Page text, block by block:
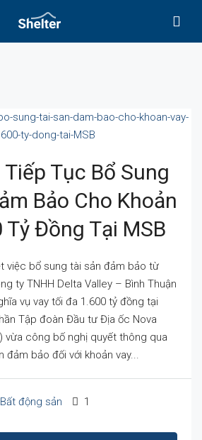
Tục Bổ Sung
Bảo Cho Khoản
Tỷ Đồng Tại MSB
việc bổ sung tài sản đảm bảo từ
ty TNHH Delta Valley – Bình Thuận
vụ vay tối đa 1.600 tỷ đồng tại
Tập đoàn Đầu tư Địa ốc Nova
vừa công bố nghị quyết thông qua
đảm bảo đối với khoản vay...
Bất động sản 1